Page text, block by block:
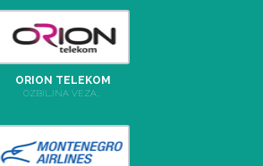
ORION TELEKOM
OZBILJNA VEZA...